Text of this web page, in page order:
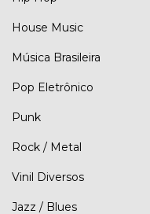
House Music
Música Brasileira
Pop Eletrônico
Punk
Rock / Metal
Vinil Diversos
Jazz / Blues